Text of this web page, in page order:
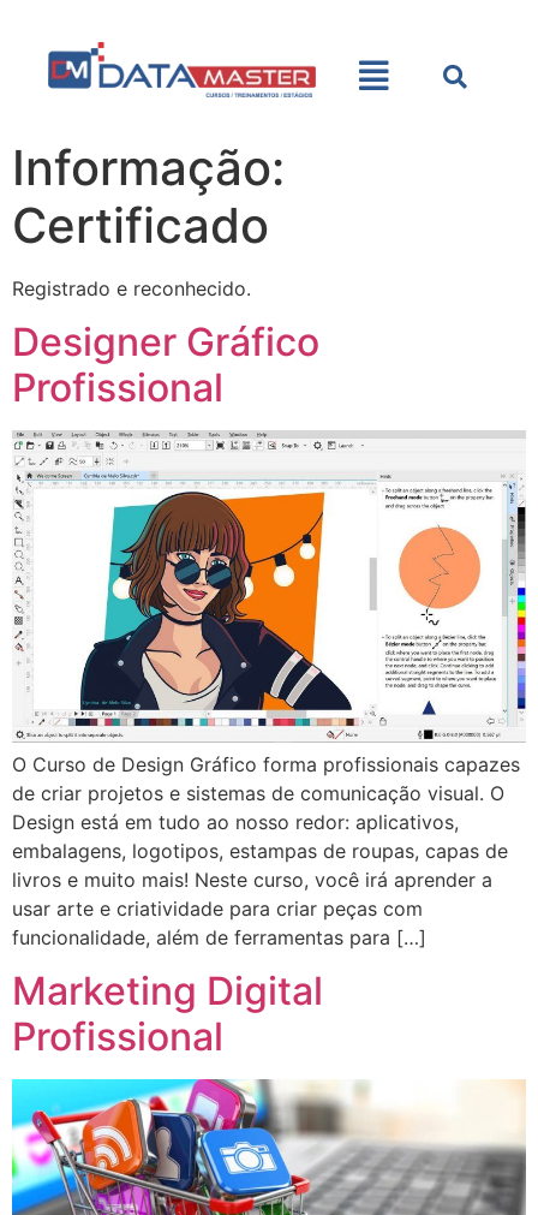
Informação:
Certificado
Registrado e reconhecido.
Designer Gráfico
Profissional
O Curso de Design Gráfico forma profissionais capazes
de criar projetos e sistemas de comunicação visual. O
Design está em tudo ao nosso redor: aplicativos,
embalagens, logotipos, estampas de roupas, capas de
livros e muito mais! Neste curso, você irá aprender a
usar arte e criatividade para criar peças com
funcionalidade, além de ferramentas para […]
Marketing Digital
Profissional